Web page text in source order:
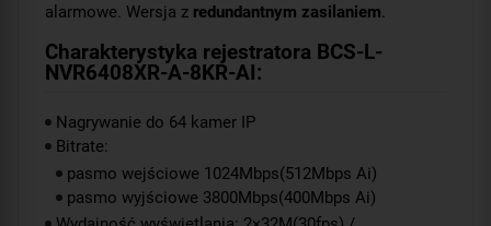
alarmowe. Wersja z redundantnym zasilaniem.
Charakterystyka rejestratora BCS-L-
NVR6408XR-A-8KR-AI:
Nagrywanie do 64 kamer IP
Bitrate:
pasmo wejściowe 1024Mbps(512Mbps Ai)
pasmo wyjściowe 3800Mbps(400Mbps Ai)